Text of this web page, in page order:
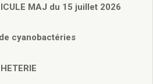
2026
2024
2022
MAJ du 15 juillet 2026
cyanobactéries